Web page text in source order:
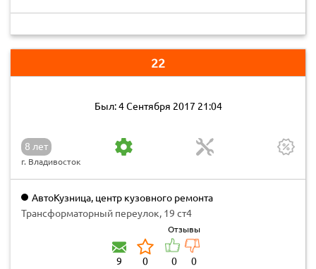
22
Был: 4 Сентября 2017 21:04
8 лет
г. Владивосток
АвтоКузница, центр кузовного ремонта
Трансформаторный переулок, 19 ст4
9 0
Отзывы
0 0